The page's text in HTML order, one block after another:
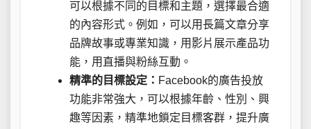
可以根據不同的目標和主題，選擇最合適
的內容形式。例如，可以用長篇文章分享
品牌故事或專業知識，用影片展示產品功
能，用直播與粉絲互動。
精準的目標設定： Facebook的廣告投放
功能非常強大，可以根據年齡、性別、興
趣等因素，精準地鎖定目標客群，提升廣